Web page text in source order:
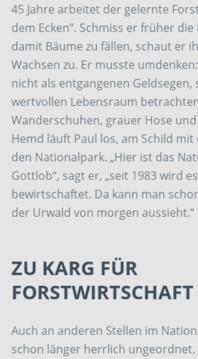
45 Jahre arbeitet der gelernte
dem Ecken“. Schmiss er früher
damit Bäume zu fällen, schaut er
Wachsen zu. Er musste
nicht als entgangenen Geldsegen,
wertvollen Lebensraum
Wanderschuhen, grauer Hose
Hemd läuft Paul los, am Schild
den Nationalpark. „Hier ist das
Gottlob“, sagt er, „seit 1983 wird
bewirtschaftet. Da kann man
der Urwald von morgen aussieht.“
ZU KARG FÜR
FORSTWIRTSCHAFT
Auch an anderen Stellen im
schon länger herrlich ungeordnet.